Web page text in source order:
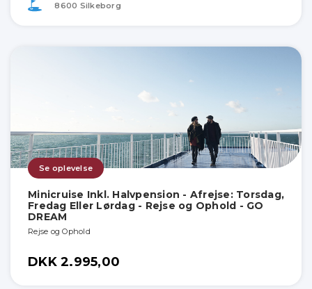
8600 Silkeborg
Se oplevelse
Minicruise Inkl. Halvpension - Afrejse: Torsdag,
Fredag Eller Lørdag - Rejse og Ophold - GO
DREAM
Rejse og Ophold
DKK 2.995,00